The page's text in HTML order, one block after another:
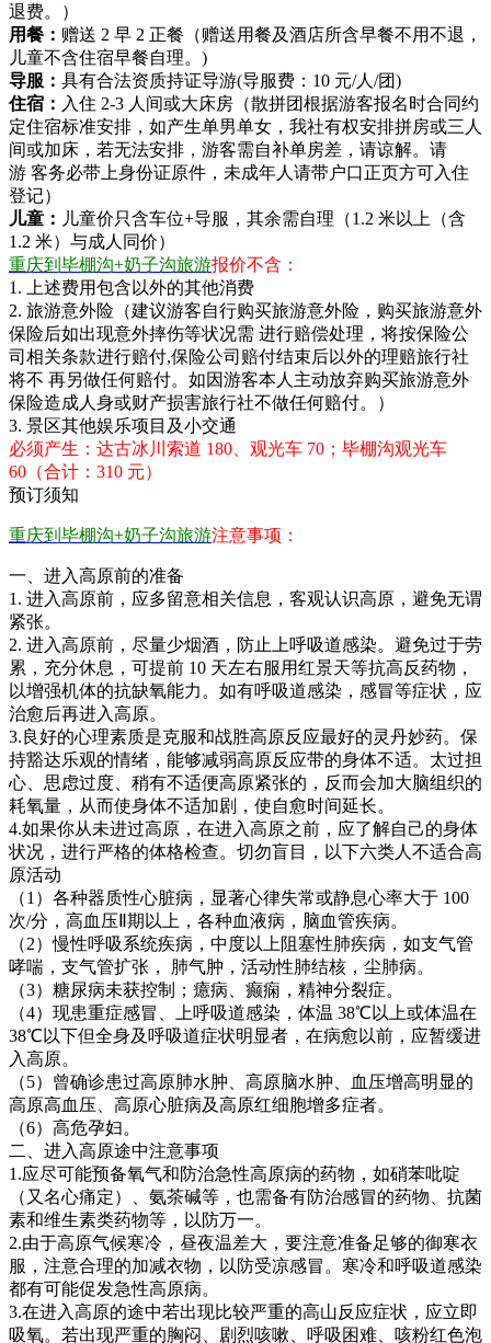
退费。）
用餐： 赠送 2 早 2 正餐（赠送用餐及酒店所含早餐不用不退，
儿童不含住宿早餐自理。)
导服： 具有合法资质持证导游(导服费：10 元/人/团)
住宿： 入住 2-3 人间或大床房（散拼团根据游客报名时合同约
定住宿标准安排，如产生单男单女，我社有权安排拼房或三人
间或加床，若无法安排，游客需自补单房差，请谅解。请
游 客务必带上身份证原件，未成年人请带户口正页方可入住
登记）
儿童： 儿童价只含车位+导服，其余需自理（1.2 米以上（含
1.2 米）与成人同价）
重庆到毕棚沟+奶子沟旅游报价不含：
1. 上述费用包含以外的其他消费
2. 旅游意外险（建议游客自行购买旅游意外险，购买旅游意外
保险后如出现意外摔伤等状况需 进行赔偿处理，将按保险公
司相关条款进行赔付,保险公司赔付结束后以外的理赔旅行社
将不 再另做任何赔付。如因游客本人主动放弃购买旅游意外
保险造成人身或财产损害旅行社不做任何赔付。）
3. 景区其他娱乐项目及小交通
必须产生：达古冰川索道 180、观光车 70；毕棚沟观光车
60（合计：310 元）
预订须知
重庆到毕棚沟+奶子沟旅游注意事项：
一、进入高原前的准备
1. 进入高原前，应多留意相关信息，客观认识高原，避免无谓
紧张。
2. 进入高原前，尽量少烟酒，防止上呼吸道感染。避免过于劳
累，充分休息，可提前 10 天左右服用红景天等抗高反药物，
以增强机体的抗缺氧能力。如有呼吸道感染，感冒等症状，应
治愈后再进入高原。
3.良好的心理素质是克服和战胜高原反应最好的灵丹妙药。保
持豁达乐观的情绪，能够减弱高原反应带的身体不适。太过担
心、思虑过度、稍有不适便高原紧张的，反而会加大脑组织的
耗氧量，从而使身体不适加剧，使自愈时间延长。
4.如果你从未进过高原，在进入高原之前，应了解自己的身体
状况，进行严格的体格检查。切勿盲目，以下六类人不适合高
原活动
（1）各种器质性心脏病，显著心律失常或静息心率大于 100
次/分，高血压Ⅱ期以上，各种血液病，脑血管疾病。
（2）慢性呼吸系统疾病，中度以上阻塞性肺疾病，如支气管
哮喘，支气管扩张， 肺气肿，活动性肺结核，尘肺病。
（3）糖尿病未获控制；癔病、癫痫，精神分裂症。
（4）现患重症感冒、上呼吸道感染，体温 38℃以上或体温在
38℃以下但全身及呼吸道症状明显者，在病愈以前，应暂缓进
入高原。
（5）曾确诊患过高原肺水肿、高原脑水肿、血压增高明显的
高原高血压、高原心脏病及高原红细胞增多症者。
（6）高危孕妇。
二、进入高原途中注意事项
1.应尽可能预备氧气和防治急性高原病的药物，如硝苯吡啶
（又名心痛定）、氨茶碱等，也需备有防治感冒的药物、抗菌
素和维生素类药物等，以防万一。
2.由于高原气候寒冷，昼夜温差大，要注意准备足够的御寒衣
服，注意合理的加减衣物，以防受凉感冒。寒冷和呼吸道感染
都有可能促发急性高原病。
3.在进入高原的途中若出现比较严重的高山反应症状，应立即
吸氧。若出现严重的胸闷、剧烈咳嗽、呼吸困难、咳粉红色泡